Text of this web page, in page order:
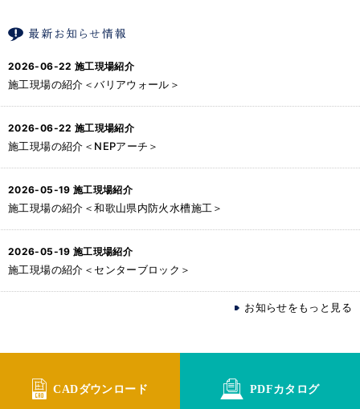
2026-06-22 施工現場紹介
施工現場の紹介＜バリアウォール＞
2026-06-22 施工現場紹介
施工現場の紹介＜NEPアーチ＞
2026-05-19 施工現場紹介
施工現場の紹介＜和歌山県内防火水槽施工＞
2026-05-19 施工現場紹介
施工現場の紹介＜センターブロック＞
お知らせをもっと見る
CADダウンロード PDFカタログ